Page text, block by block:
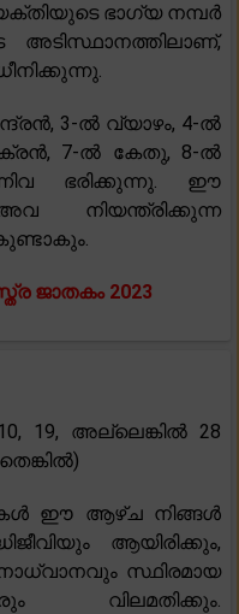
ഭാഗ്യ നമ്പർ
3-ൽ വ്യാഴം, 4-ൽ
7-ൽ കേതു, 8-ൽ
ഭരിക്കുന്നു. ഈ
നിയന്ത്രിക്കുന്ന
ജാതകം 2023
19, അല്ലെങ്കിൽ 28
ഈ ആഴ്ച നിങ്ങൾ
ആയിരിക്കും,
സ്ഥിരമായ
വിലമതിക്കും.